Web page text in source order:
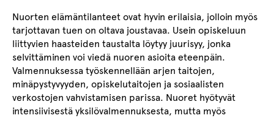
Nuorten elämäntilanteet ovat hyvin erilaisia, jolloin myös
tarjottavan tuen on oltava joustavaa. Usein opiskeluun
liittyvien haasteiden taustalta löytyy juurisyy, jonka
selvittäminen voi viedä nuoren asioita eteenpäin.
Valmennuksessa työskennellään arjen taitojen,
minäpystyvyyden, opiskelutaitojen ja sosiaalisten
verkostojen vahvistamisen parissa. Nuoret hyötyvät
intensiivisestä yksilövalmennuksesta, mutta myös